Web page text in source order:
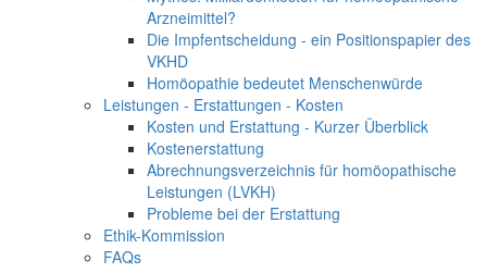
Arzneimittel?
Die Impfentscheidung - ein Positionspapier des
VKHD
Homöopathie bedeutet Menschenwürde
Leistungen - Erstattungen - Kosten
Kosten und Erstattung - Kurzer Überblick
Kostenerstattung
Abrechnungsverzeichnis für homöopathische
Leistungen (LVKH)
Probleme bei der Erstattung
Ethik-Kommission
FAQs